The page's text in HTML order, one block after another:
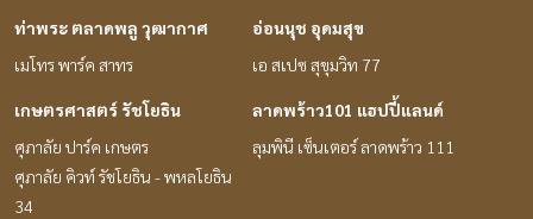
ท่าพระ ตลาดพลู วุฒากาศ
เมโทร พาร์ค สาทร
อ่อนนุช อุดมสุข
เอ สเปซ สุขุมวิท 77
เกษตรศาสตร์ รัชโยธิน
ศุภาลัย ปาร์ค เกษตร
ศุภาลัย คิวท์ รัชโยธิน - พหลโยธิน
34
ลาดพร้าว101 แฮปปี้แลนด์
ลุมพินี เซ็นเตอร์ ลาดพร้าว 111